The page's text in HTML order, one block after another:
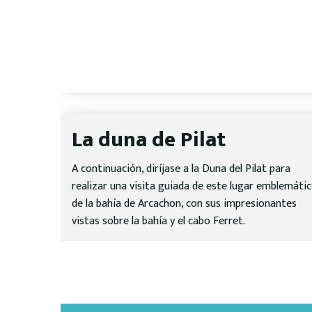
La duna de Pilat
A continuación, diríjase a la Duna del Pilat para
realizar una visita guiada de este lugar
de la bahía de Arcachon, con sus impresionantes
vistas sobre la bahía y el cabo Ferret.